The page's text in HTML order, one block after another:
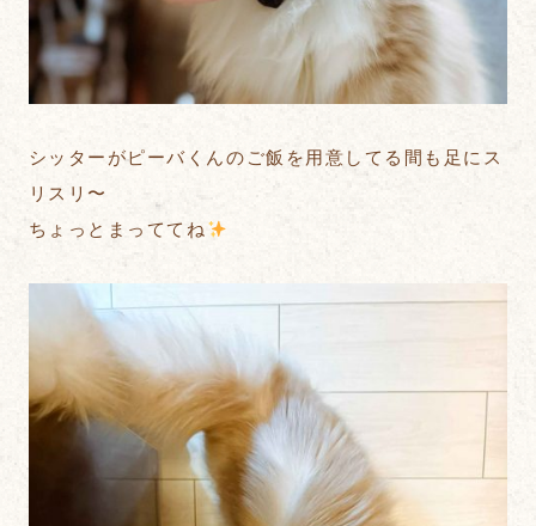
シッターがピーバくんのご飯を用意してる間も足にス
リスリ〜
ちょっとまっててね